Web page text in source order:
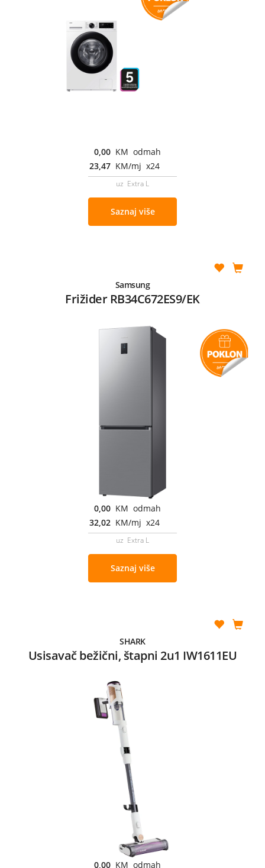
0,00 KM odmah
23,47 KM/mj x24
uz Extra L
Saznaj više
Samsung
Frižider RB34C672ES9/EK
0,00 KM odmah
32,02 KM/mj x24
uz Extra L
Saznaj više
SHARK
Usisavač bežični, štapni 2u1 IW1611EU
0,00 KM odmah